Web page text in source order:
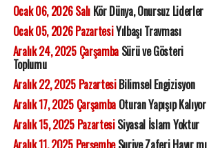
Ocak 06, 2026 SalıKör Dünya, Onursuz Liderler
Ocak 05, 2026 PazartesiYılbaşı Travması
Aralık 24, 2025 ÇarşambaSürü ve Gösteri
Toplumu
Aralık 22, 2025 PazartesiBilimsel Engizisyon
Aralık 17, 2025 ÇarşambaOturan Yapışıp Kalıyor
Aralık 15, 2025 PazartesiSiyasal İslam Yoktur
Aralık 11, 2025 PerşembeSuriye Zaferi Hayır mı